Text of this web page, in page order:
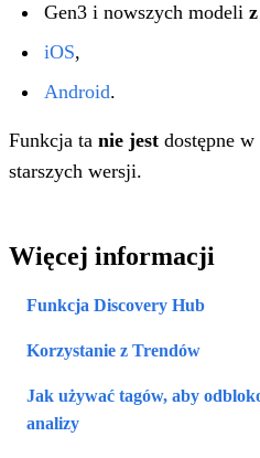
Gen3 i nowszych modeli z
iOS,
Android.
Funkcja ta nie jest dostępne
starszych wersji.
Więcej informacji
Funkcja Discovery Hub
Korzystanie z Trendów
Jak używać tagów, aby
analizy